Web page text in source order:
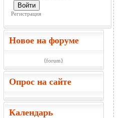
Войти
Регистрация
Новое на форуме
{forum}
Опрос на сайте
Календарь